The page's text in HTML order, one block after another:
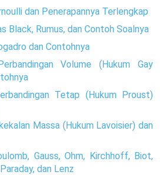
dan Penerapannya Terlengkap
Black, Rumus, dan Contoh Soalnya
dan Contohnya
Volume (Hukum Gay
Tetap (Hukum Proust)
Massa (Hukum Lavoisier) dan
Gauss, Ohm, Kirchhoff, Biot,
dan Lenz